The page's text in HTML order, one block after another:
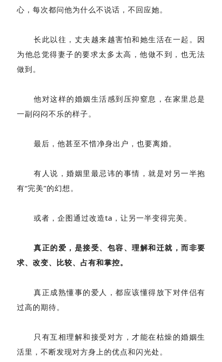
心，每次都问他为什么不说话，不回应她。
长此以往，丈夫越来越害怕和她生活在一起。因
为他总觉得妻子的要求太多太高，他做不到，也无法
做到。
他对这样的婚姻生活感到压抑窒息，在家里总是
一副闷闷不乐的样子。
最后，他甚至不惜净身出户，也要离婚。
有人说，婚姻里最忌讳的事情，就是对另一半抱
有“完美”的幻想。
或者，企图通过改造ta，让另一半变得完美。
真正的爱，是接受、包容、理解和迁就，而非要
求、改变、比较、占有和掌控。
真正成熟懂事的爱人，都应该懂得放下对伴侣有
过高的期待。
只有互相理解和接受对方，才能在枯燥的婚姻生
活里，不断发现对方身上的优点和闪光处。